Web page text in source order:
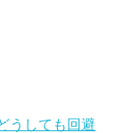
うしても回避